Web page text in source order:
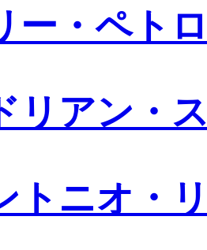
ー・ペト
リアン・
トニオ・